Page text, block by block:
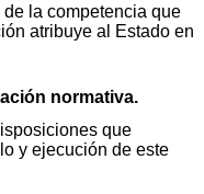
la competencia que
atribuye al Estado en
normativa.
que
y ejecución de este